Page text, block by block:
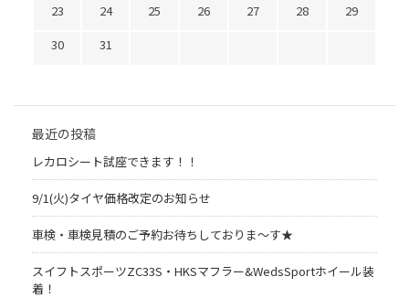
23
24 25 26 27 28
29
30
31
最近の投稿
レカロシート試座できます！！
9/1(火)タイヤ価格改定のお知らせ
車検・車検見積のご予約お待ちしておりま～す★
スイフトスポーツZC33S・HKSマフラー&WedsSportホイール装
着！